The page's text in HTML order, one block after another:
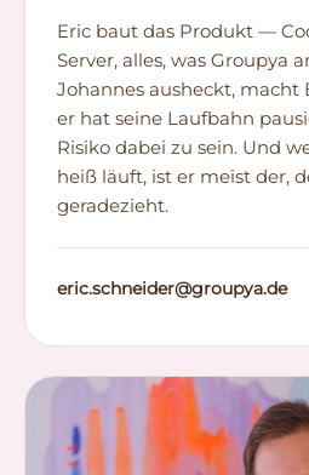
Eric baut das Produkt —
Server, alles, was Groupya
Johannes ausheckt, macht
er hat seine Laufbahn
Risiko dabei zu sein. Und
heiß läuft, ist er meist der,
geradezieht.
eric.schneider@groupya.de